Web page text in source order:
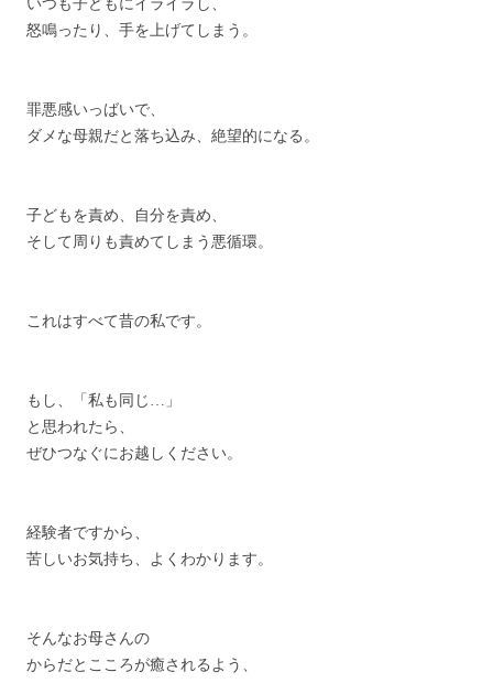
いつも子どもにイライラし、
怒鳴ったり、手を上げてしまう。
罪悪感いっばいで、
ダメな母親だと落ち込み、絶望的になる。
子どもを責め、自分を責め、
そして周りも責めてしまう悪循環。
これはすべて昔の私です。
もし、「私も同じ…」
と思われたら、
ぜひつなぐにお越しください。
経験者ですから、
苦しいお気持ち、よくわかります。
そんなお母さんの
からだとこころが癒されるよう、